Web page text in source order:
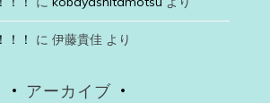
！！ に 伊藤貴佳より
アーカイブ